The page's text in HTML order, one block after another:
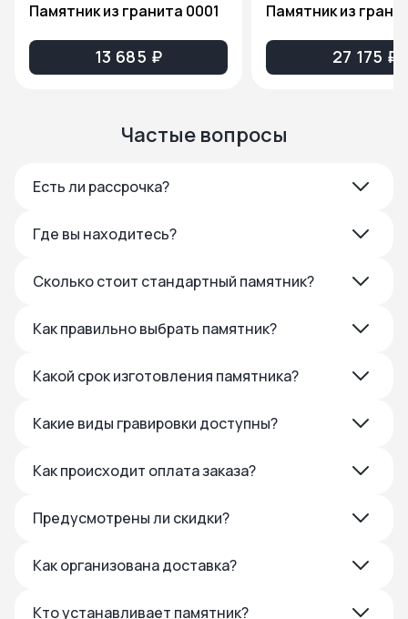
Памятник из гранита 0001
13 685 ₽ 27 175 ₽
Частые вопросы
Есть ли рассрочка?
Где вы находитесь?
Сколько стоит стандартный памятник?
Как правильно выбрать памятник?
Какой срок изготовления памятника?
Какие виды гравировки доступны?
Как происходит оплата заказа?
Предусмотрены ли скидки?
Как организована доставка?
Кто устанавливает памятник?